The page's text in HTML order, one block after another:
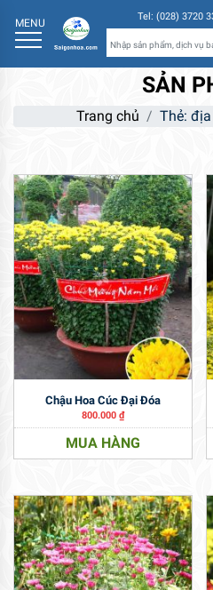
MENU Tel: (028) 3720
SẢN
Trang chủ Thẻ:
Chậu Hoa Cúc Đại Đóa
800.000 ₫
MUA HÀNG